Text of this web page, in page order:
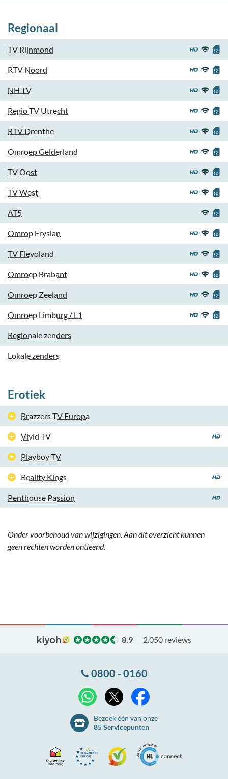
Regionaal
TV Rijnmond
RTV Noord
NH TV
Regio TV Utrecht
RTV Drenthe
Omroep Gelderland
TV Oost
TV West
AT5
Omrop Fryslan
TV Flevoland
Omroep Brabant
Omroep Zeeland
Omroep Limburg / L1
Regionale zenders
Lokale zenders
Erotiek
Brazzers TV Europa
Vivid TV
Playboy TV
Reality Kings
Penthouse Passion
Onder voorbehoud van wijzigingen. Aan dit overzicht kunnen
geen rechten worden ontleend.
8.9 2.050 reviews
0800 - 0160
WhatsApp
Bezoek één van onze
85 Servicepunten